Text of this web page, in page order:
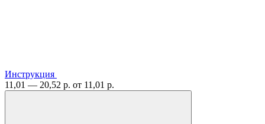
Инструкция
11,01 — 20,52 р. от 11,01 р.